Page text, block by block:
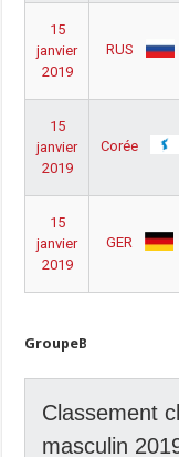
15
janvier
2019
RUS
15
janvier
2019
Corée
15
janvier
2019
GER
GroupeB
Classement
masculin